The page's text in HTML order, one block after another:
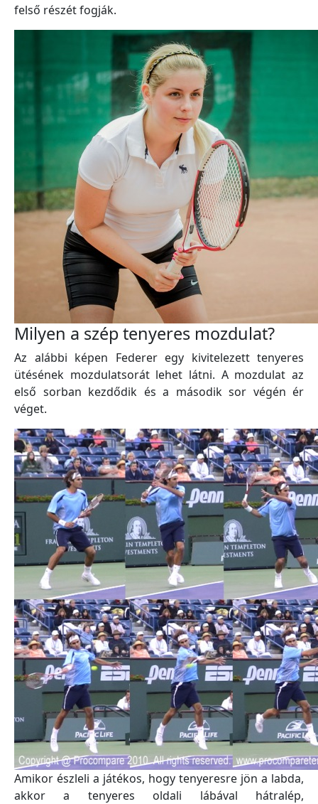
felső részét fogják.
Milyen a szép tenyeres mozdulat?
Az alábbi képen Federer egy kivitelezett tenyeres
ütésének mozdulatsorát lehet látni. A mozdulat az
első sorban kezdődik és a második sor végén ér
véget.
Amikor észleli a játékos, hogy tenyeresre jön a labda,
akkor a tenyeres oldali lábával hátralép,